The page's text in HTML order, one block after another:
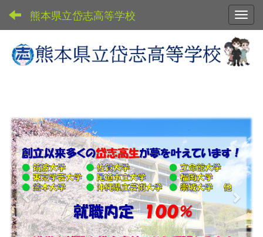
熊本県立岱志高等学校
r
e
v
i
o
u
s
x
t